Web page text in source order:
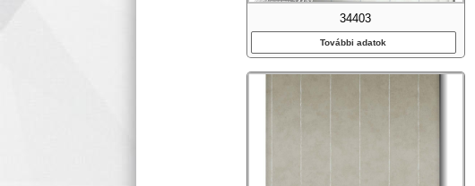
34403
További adatok